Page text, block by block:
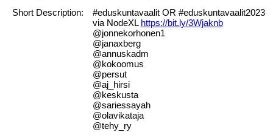
Short Description:
#eduskuntavaalit OR #eduskuntavaalit2023
via NodeXL https://bit.ly/3Wjaknb
@jonnekorhonen1
@janaxberg
@annuskadm
@kokoomus
@persut
@aj_hirsi
@keskusta
@sariessayah
@olavikataja
@tehy_ry